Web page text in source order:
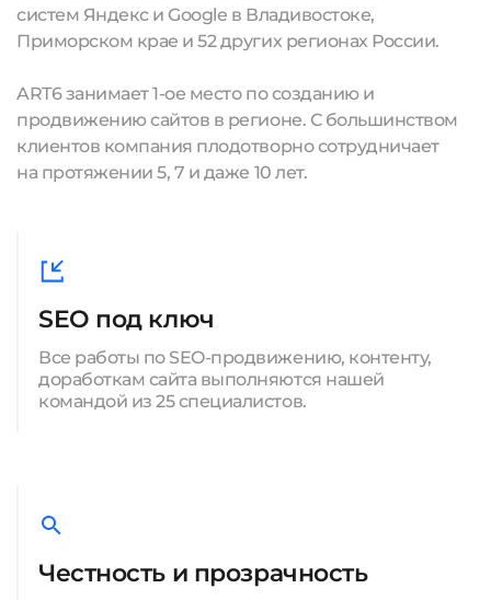
систем Яндекс и Google в Владивостоке,
Приморском крае и 52 других регионах России.
ART6 занимает 1-ое место по созданию и
продвижению сайтов в регионе. С большинством
клиентов компания плодотворно сотрудничает
на протяжении 5, 7 и даже 10 лет.
SEO под ключ
Все работы по SEO-продвижению, контенту,
доработкам сайта выполняются нашей
командой из 25 специалистов.
Честность и прозрачность